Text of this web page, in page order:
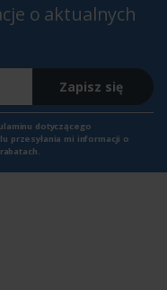
o aktualnych
Zapisz się
dotyczącego
przesyłania mi informacji o